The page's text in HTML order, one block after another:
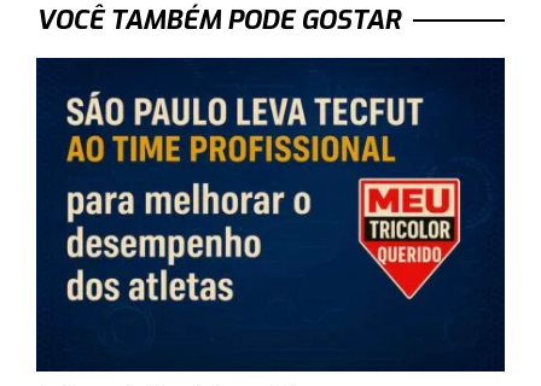
VOCÊ TAMBÉM PODE GOSTAR